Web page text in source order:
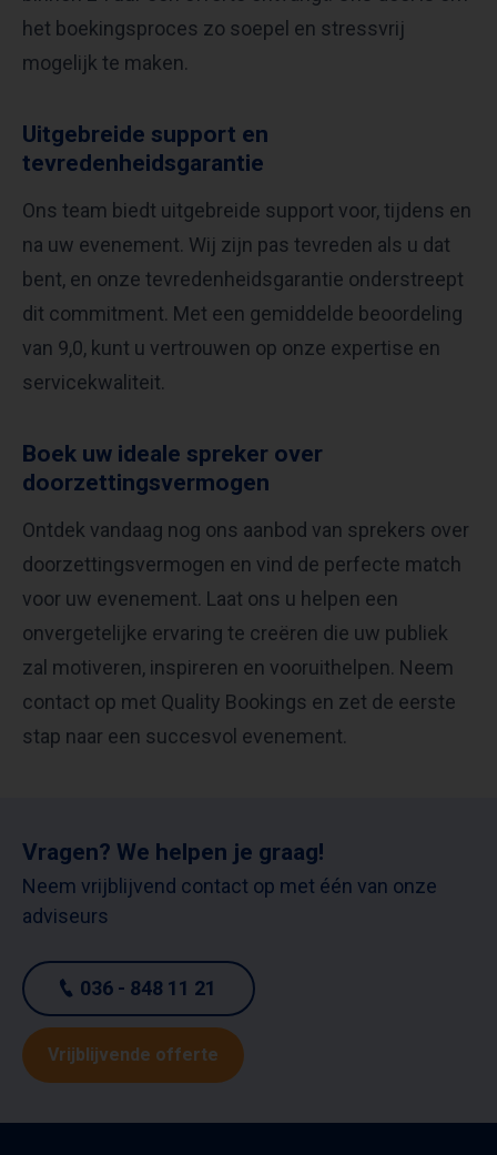
het boekingsproces zo soepel en stressvrij
mogelijk te maken.
Uitgebreide support en
tevredenheidsgarantie
Ons team biedt uitgebreide support voor, tijdens en
na uw evenement. Wij zijn pas tevreden als u dat
bent, en onze tevredenheidsgarantie onderstreept
dit commitment. Met een gemiddelde beoordeling
van 9,0, kunt u vertrouwen op onze expertise en
servicekwaliteit.
Boek uw ideale spreker over
doorzettingsvermogen
Ontdek vandaag nog ons aanbod van sprekers over
doorzettingsvermogen en vind de perfecte match
voor uw evenement. Laat ons u helpen een
onvergetelijke ervaring te creëren die uw publiek
zal motiveren, inspireren en vooruithelpen. Neem
contact op met Quality Bookings en zet de eerste
stap naar een succesvol evenement.
Vragen? We helpen je graag!
Neem vrijblijvend contact op met één van onze
adviseurs
036 - 848 11 21
Vrijblijvende offerte